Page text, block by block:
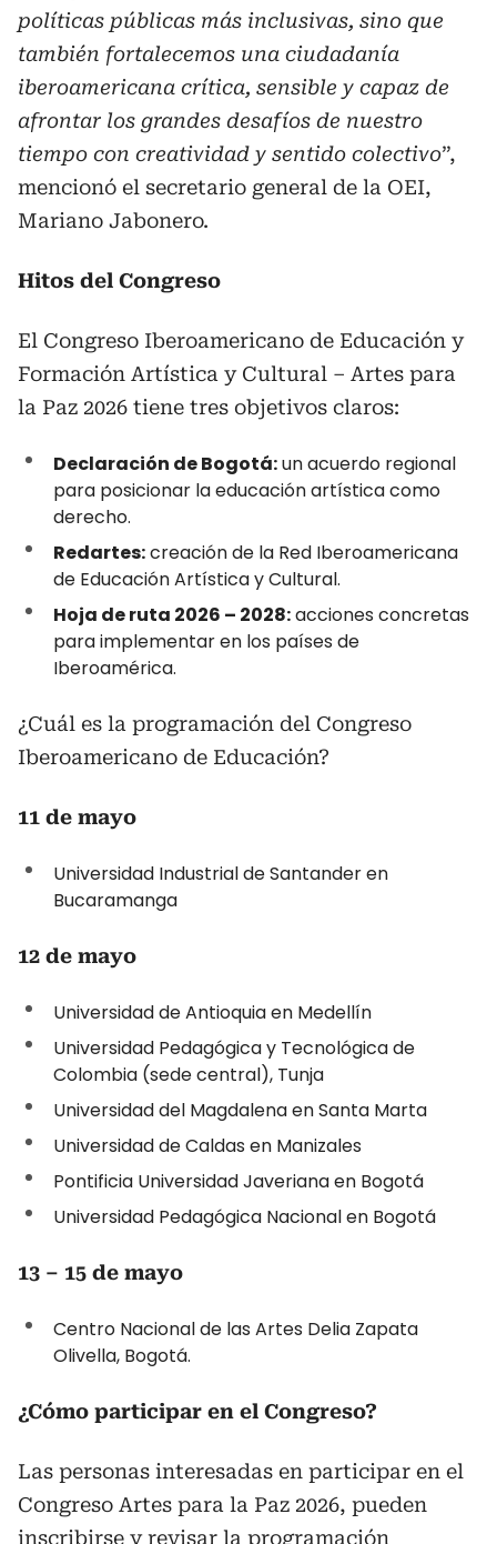
políticas públicas más inclusivas, sino que
también fortalecemos una ciudadanía
iberoamericana crítica, sensible y capaz de
afrontar los grandes desafíos de nuestro
tiempo con creatividad y sentido colectivo”,
mencionó el secretario general de la OEI,
Mariano Jabonero.
Hitos del Congreso
El Congreso Iberoamericano de Educación y
Formación Artística y Cultural – Artes para
la Paz 2026 tiene tres objetivos claros:
Declaración de Bogotá:un acuerdo regional
para posicionar la educación artística como
derecho.
Redartes:creación de la Red Iberoamericana
de Educación Artística y Cultural.
Hoja de ruta 2026 – 2028:acciones concretas
para implementar en los países de
Iberoamérica.
¿Cuál es la programación del Congreso
Iberoamericano de Educación?
11 de mayo
Universidad Industrial de Santander en
Bucaramanga
12 de mayo
Universidad de Antioquia en Medellín
Universidad Pedagógica y Tecnológica de
Colombia (sede central), Tunja
Universidad del Magdalena en Santa Marta
Universidad de Caldas en Manizales
Pontificia Universidad Javeriana en Bogotá
Universidad Pedagógica Nacional en Bogotá
13 – 15 de mayo
Centro Nacional de las Artes Delia Zapata
Olivella, Bogotá.
¿Cómo participar en el Congreso?
Las personas interesadas en participar en el
Congreso Artes para la Paz 2026, pueden
inscribirse y revisar la programación